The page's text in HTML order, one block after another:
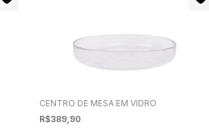
CENTRO DE MESA EM VIDRO
R$389,90